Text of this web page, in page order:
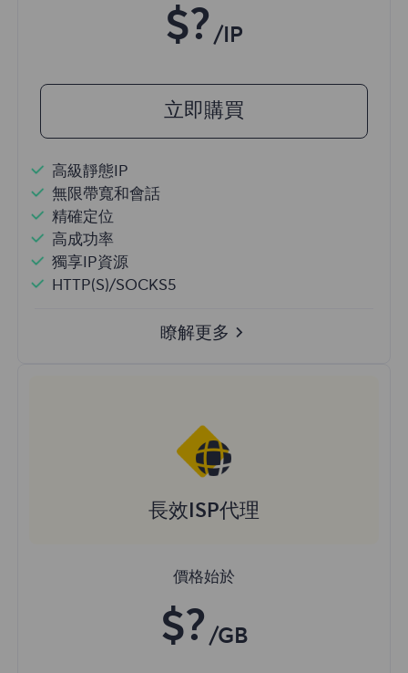
$? /IP
立即購買
高級靜態IP
無限帶寬和會話
精確定位
高成功率
獨享IP資源
HTTP(S)/SOCKS5
瞭解更多
長效ISP代理
價格始於
$? /GB